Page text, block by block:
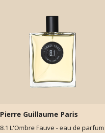
Pierre Guillaume Paris
8.1 L'Ombre Fauve - eau de parfum